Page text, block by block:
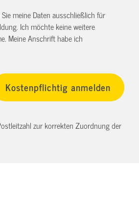
meine Daten ausschließlich für
Ich möchte keine weitere
Meine Anschrift habe ich
zur korrekten Zuordnung der